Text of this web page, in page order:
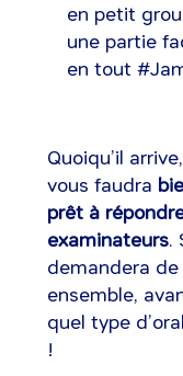
en petit
une partie
en tout
Quoiqu’il
vous faudra
prêt à
examinateurs.
demandera
ensemble,
quel type
!